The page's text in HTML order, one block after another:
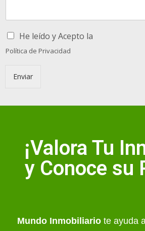
He leído y Acepto la
Política de Privacidad
Enviar
¡Valora Tu
y Conoce su
Mundo Inmobiliario te ayuda